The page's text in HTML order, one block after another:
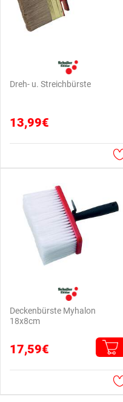
Dreh- u. Streichbürste
13,99€
Deckenbürste Myhalon
18x8cm
17,59€